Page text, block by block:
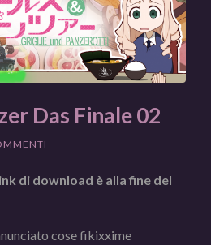
Das Finale 02
di download è alla fine del
cose fikixxime